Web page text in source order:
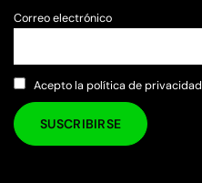
Correo electrónico
Acepto la política de privacidad